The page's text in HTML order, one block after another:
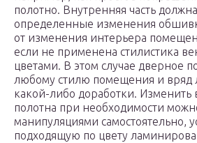
полотно. Внутренняя часть
определенные изменения
от изменения интерьера
если не применена стилистика
цветами. В этом случае дверное
любому стилю помещения и вряд
какой-либо доработки. Изменить
полотна при необходимости
манипуляциями самостоятельно,
подходящую по цвету